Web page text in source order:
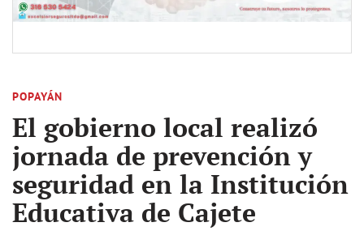
POPAYÁN
El gobierno local realizó
jornada de prevención y
seguridad en la Institución
Educativa de Cajete